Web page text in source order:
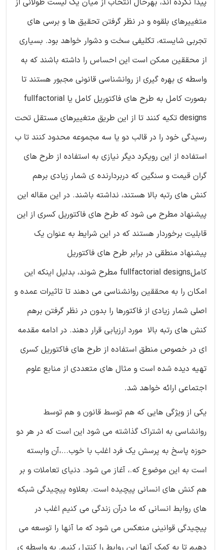
پیدا نکرده اند، بهرحال انتخاب از میان یک لیست طولانی از
متغییرهای بلقوه و در نظر گرفتن تحقیق ها و برسی های
تجربی شایسته، تکلیفی سخت و دشوار خواهد بود. بسیاری
از محققین ممکن است این احساس را داشته باشند که به
واسطه ی بهره گیری از روانشناسی قانونی مجبور هستند تا
بصورت کامل به طرح های فاکتوریل کامل یا fullfactorial
designs تکیه کنند تا از این طریق متغییرهای مستقل تحت
رسیدگی خود را در قالب دو یا سه مجموعه محدود کنند تا ب
استفاده از این رویکرد دیگر نیازی به استفاده از طرح های
گران قیمت و سنگین که دربردارنده ی شمار زیادی برهم
کنش های رتبه بالا هستند، نداشته باشند. در این مقاله این
پیشنهاد مطرح می شود که طرح های فاکتوریل کسری از این
قابلیت برخوردار هستند که در این شرایط به عنوان یک
پیشنهاد منطقی در برابر طرح های فاکتوریل
کاملfullfactorial designs مطرح شوند، بدلیل اینکه این
امکان را به محققین روانشناسی می دهند تا تاثیرات عمده و
اصلی شمار زیادی از فاکتورها را بدون در نظر گرفتن برهم
کنش های رتبه بالا مورد ارزیابی قرار دهند. در ادامه مقدمه
ای در خصوص منطق استفاده از طرح های فاکتوریل کسری
تهیه دیده شده است و مثال های متعددی از منابع علوم
اجتماعی ارائه خواهد شد.
یکی از ویژگی هایی که هم توسط قانون و هم توسط
روانشاسی به اشتراک گذاشته می شود این است که در هر دو
حوزه پاسخ به پرسش یک فرد اغلب با خوب...،آن وابسته
است به این موضوع که.، آغاز می شود. دنیای تعاملات و بر
هم کنش های انسانی پیچیده است. بعلاوه پیچیدگی شبکه
های روابط انسانی که ما درآن زندگی می کنیم اغلب در
پیچیدگی قوانینی منعکس می شود که ما آنها را توسعه می